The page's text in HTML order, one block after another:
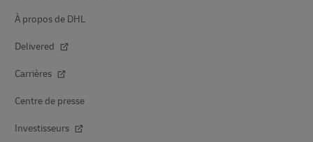
À propos de DHL
Delivered
Carrières
Centre de presse
Investisseurs